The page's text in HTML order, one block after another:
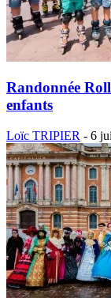
Randonnée
enfants
Loïc TRIPIER - 6